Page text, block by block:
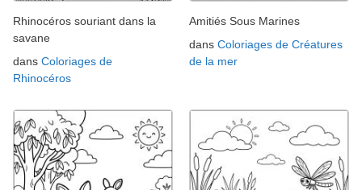
Rhinocéros souriant dans la
savane
dans Coloriages de
Rhinocéros
Amitiés Sous Marines
dans Coloriages de Créatures
de la mer